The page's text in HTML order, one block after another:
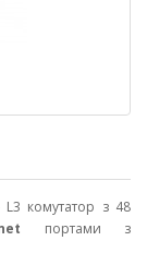
L3 комутатор з 48
портами з